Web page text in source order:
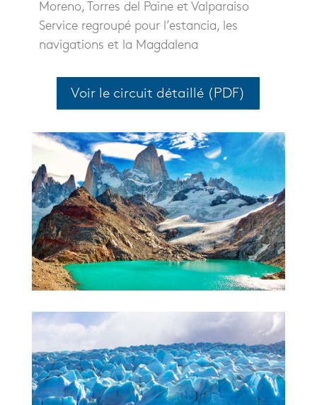
Moreno, Torres del Paine et Valparaiso
Service regroupé pour l’estancia, les
navigations et la Magdalena
Voir le circuit détaillé (PDF)